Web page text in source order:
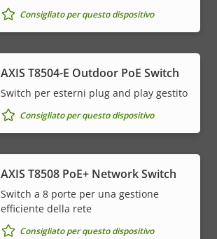
Consigliato per questo dispositivo
AXIS T8504-E Outdoor PoE Switch
Switch per esterni plug and play gestito
Consigliato per questo dispositivo
AXIS T8508 PoE+ Network Switch
Switch a 8 porte per una gestione
efficiente della rete
Consigliato per questo dispositivo